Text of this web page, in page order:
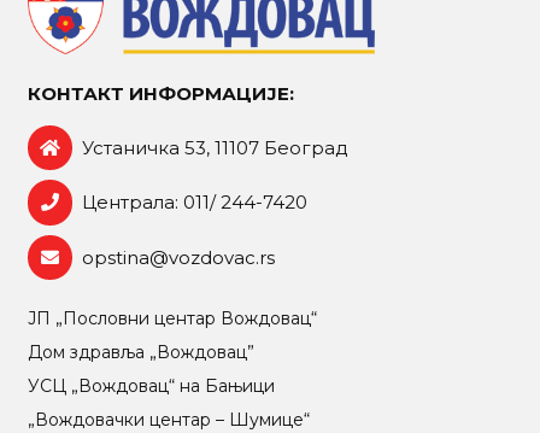
КОНТАКТ ИНФОРМАЦИЈЕ:
Устаничка 53, 11107 Београд
Централа: 011/ 244-7420
opstina@vozdovac.rs
ЈП „Пословни центар Вождовац“
Дом здравља „Вождовац”
УСЦ „Вождовац“ на Бањици
„Вождовачки центар – Шумице“